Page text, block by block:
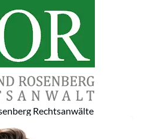
Rechtsanwälte